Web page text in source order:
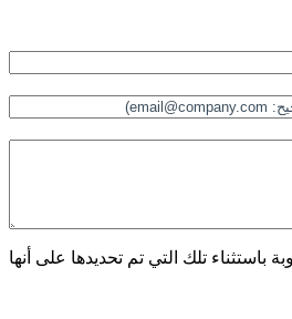
باستثناء تلك التي تم تحديدها على أنها